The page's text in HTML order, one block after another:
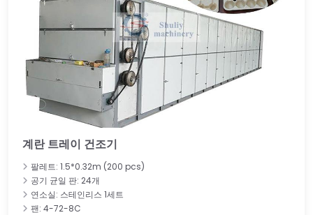
계란 트레이 건조기
팔레트: 1.5*0.32m (200 pcs)
공기 균일 판: 24개
연소실: 스테인리스 1세트
팬: 4-72-8C